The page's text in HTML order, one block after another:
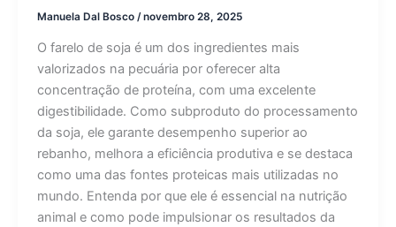
Manuela Dal Bosco /novembro 28, 2025
O farelo de soja é um dos ingredientes mais
valorizados na pecuária por oferecer alta
concentração de proteína, com uma excelente
digestibilidade. Como subproduto do processamento
da soja, ele garante desempenho superior ao
rebanho, melhora a eficiência produtiva e se destaca
como uma das fontes proteicas mais utilizadas no
mundo. Entenda por que ele é essencial na nutrição
animal e como pode impulsionar os resultados da